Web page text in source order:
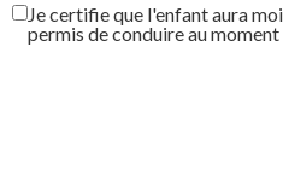
Je certifie que l'enfant aura
permis de conduire au